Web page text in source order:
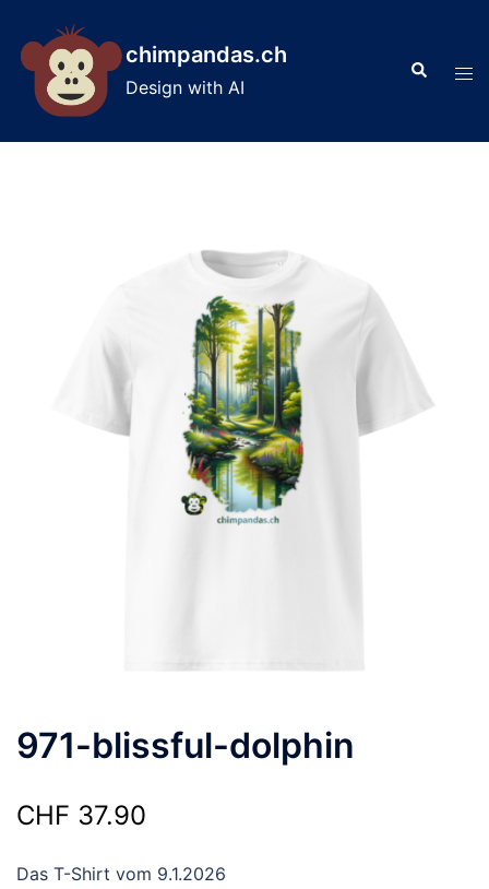
content
chimpandas.ch
Design with AI
Search
971-blissful-dolphin
CHF 37.90
Das T-Shirt vom 9.1.2026